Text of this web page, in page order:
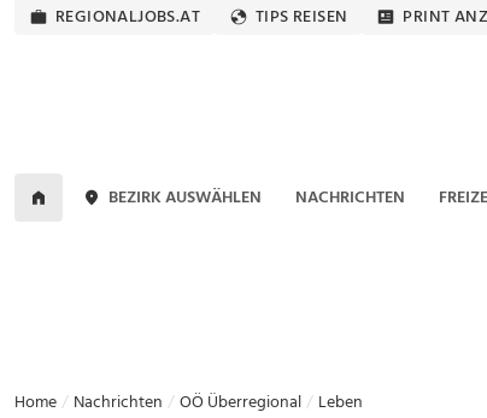
REGIONALJOBS.AT TIPS REISEN PRINT
BEZIRK AUSWÄHLEN NACHRICHTEN
Home Nachrichten OÖ Überregional Leben